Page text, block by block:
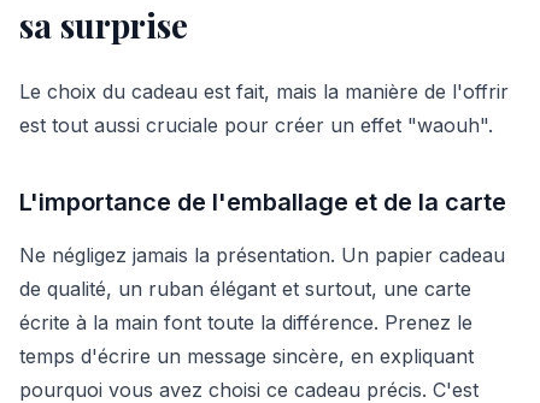
sa surprise
Le choix du cadeau est fait, mais la manière de l'offrir
est tout aussi cruciale pour créer un effet "waouh".
L'importance de l'emballage et de la carte
Ne négligez jamais la présentation. Un papier cadeau
de qualité, un ruban élégant et surtout, une carte
écrite à la main font toute la différence. Prenez le
temps d'écrire un message sincère, en expliquant
pourquoi vous avez choisi ce cadeau précis. C'est